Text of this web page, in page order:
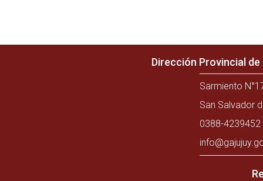
Dirección Provincial
Sarmiento
San Salvador
0388-